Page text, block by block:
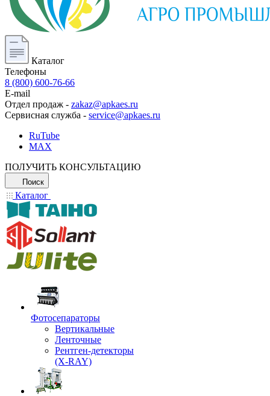
Каталог
Телефоны
8 (800) 600-76-66
E-mail
Отдел продаж - zakaz@apkaes.ru
Сервисная служба - service@apkaes.ru
RuTube
MAX
ПОЛУЧИТЬ КОНСУЛЬТАЦИЮ
Поиск
Каталог
Фотосепараторы
Вертикальные
Ленточные
Рентген-детекторы
(X-RAY)